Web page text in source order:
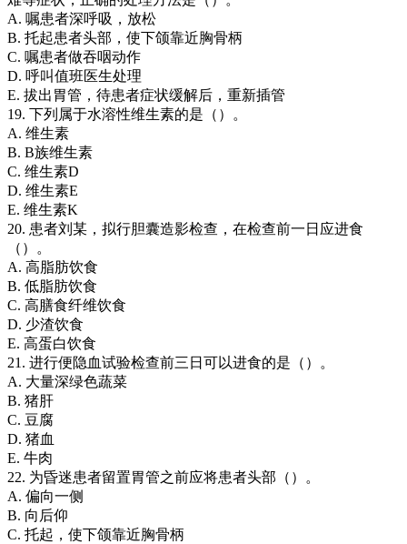
A. 嘱患者深呼吸，放松
B. 托起患者头部，使下颌靠近胸骨柄
C. 嘱患者做吞咽动作
D. 呼叫值班医生处理
E. 拔出胃管，待患者症状缓解后，重新插管
19. 下列属于水溶性维生素的是（）。
A. 维生素
B. B族维生素
C. 维生素D
D. 维生素E
E. 维生素K
20. 患者刘某，拟行胆囊造影检查，在检查前一日应进食
（）。
A. 高脂肪饮食
B. 低脂肪饮食
C. 高膳食纤维饮食
D. 少渣饮食
E. 高蛋白饮食
21. 进行便隐血试验检查前三日可以进食的是（）。
A. 大量深绿色蔬菜
B. 猪肝
C. 豆腐
D. 猪血
E. 牛肉
22. 为昏迷患者留置胃管之前应将患者头部（）。
A. 偏向一侧
B. 向后仰
C. 托起，使下颌靠近胸骨柄